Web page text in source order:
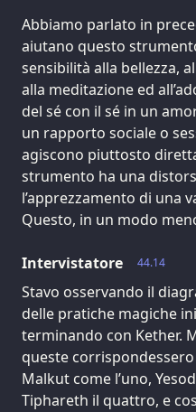
Abbiamo parlato in
aiutano questo
sensibilità alla bellezza,
alla meditazione ed
del sé con il sé in un
un rapporto sociale o
agiscono piuttosto
strumento ha una
l’apprezzamento di una
Questo, in un modo
44.14
Intervistatore
Stavo osservando il
delle pratiche magiche
terminando con Kether.
queste
Malkut come l’uno,
Tiphareth il quattro, e